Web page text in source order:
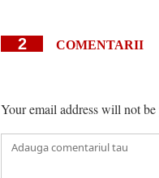
2 COMENTARII
Your email address will not